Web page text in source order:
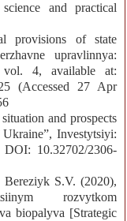
and practical
provisions of state
upravlinnya:
vol. 4, available at:
(Accessed 27 Apr
and prospects
Investytsiyi:
10.32702/2306-
S.V. (2020),
rozvytkom
biopalyva [Strategic